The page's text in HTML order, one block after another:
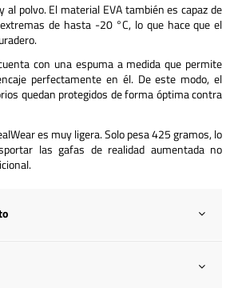
polvo. El material EVA también es capaz de
de hasta -20 °C, lo que hace que el
con una espuma a medida que permite
perfectamente en él. De este modo, el
quedan protegidos de forma óptima contra
es muy ligera. Solo pesa 425 gramos, lo
las gafas de realidad aumentada no